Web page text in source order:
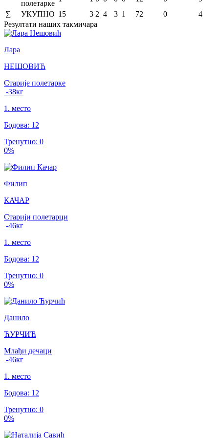
полетарке
∑
УКУПНО 15 3 2 4 3 1 72 0
4
Резултати наших такмичара
Лара
НЕШОВИЋ
Старије полетарке
-38кг
1 . место
Бодова: 12
Тренутно: 0
0%
Филип
КАЧАР
Старији полетарци
-46кг
1 . место
Бодова: 12
Тренутно: 0
0%
Данило
ЋУРЧИЋ
Млађи дечаци
-46кг
1 . место
Бодова: 12
Тренутно: 0
0%